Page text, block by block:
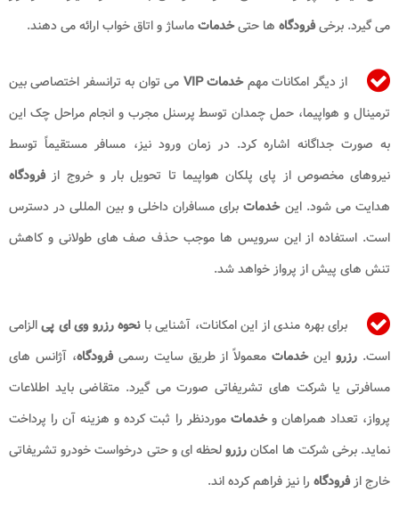
می گیرد. برخیفرودگاه ها حتیخدماتماساژ و اتاق خواب ارائه می دهند.
از دیگر امکانات مهمخدمات VIP
می توان به ترانسفر اختصاصی بین
ترمینال و هواپیما، حمل چمدان توسط پرسنل مجرب و انجام مراحل چک این
به صورت جداگانه اشاره کرد. در زمان ورود نیز، مسافر مستقیماً توسط
نیروهای مخصوص از پای پلکان هواپیما تا تحویل بار و خروج ازفرودگاه
هدایت می شود. اینخدمات برای مسافران داخلی و بین المللی در دسترس
است. استفاده از این سرویس ها موجب حذف صف های طولانی و کاهش
تنش های پیش از پرواز خواهد شد.
برای بهره مندی از این امکانات، آشنایی با نحوه رزرو وی ای پیالزامی
است. رزرو اینخدمات معمولاً از طریق سایت رسمیفرودگاه، آژانس های
مسافرتی یا شرکت های تشریفاتی صورت می گیرد. متقاضی باید اطلاعات
پرواز، تعداد همراهان وخدماتموردنظر را ثبت کرده و هزینه آن را پرداخت
نماید. برخی شرکت ها امکانرزرولحظه ای و حتی درخواست خودرو تشریفاتی
خارج ازفرودگاه را نیز فراهم کرده اند.